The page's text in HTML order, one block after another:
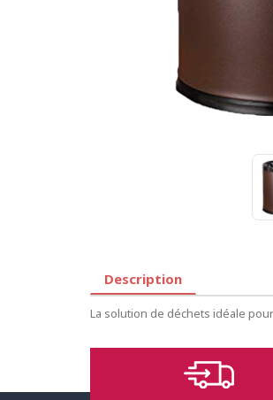
Description
La solution de déchets idéale